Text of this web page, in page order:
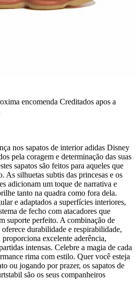
encomenda Creditados apos a
nos sapatos de interior adidas Disney
pela coragem e determinação das suas
sapatos são feitos para aqueles que
As silhuetas subtis das princesas e os
adicionam um toque de narrativa e
tanto na quadra como fora dela.
e adaptados a superfícies interiores,
de fecho com atacadores que
suporte perfeito. A combinação de
durabilidade e respirabilidade,
excelente aderência,
intensas. Celebre a magia de cada
rima com estilo. Quer você esteja
ou jogando por prazer, os sapatos de
são os seus companheiros